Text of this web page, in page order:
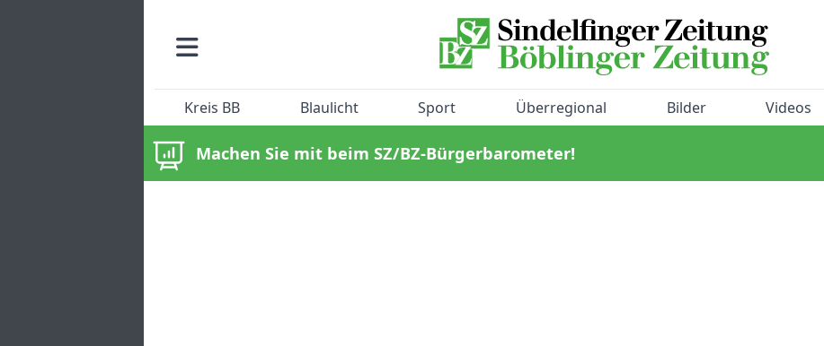
Kreis BB Blaulicht Sport Überregional Bilder Videos
Machen Sie mit beim SZ/BZ-Bürgerbarometer!